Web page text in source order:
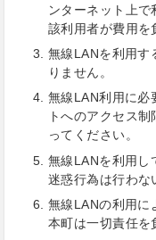
ンターネット上で
該利用者が費用を
無線LANを利用す
りません。
無線LAN利用に必
トへのアクセス
ってください。
無線LANを利用し
迷惑行為は行わな
無線LANの利用に
本町は一切責任を